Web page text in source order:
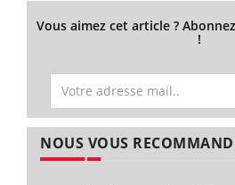
Vous aimez cet article ?
!
NOUS VOUS